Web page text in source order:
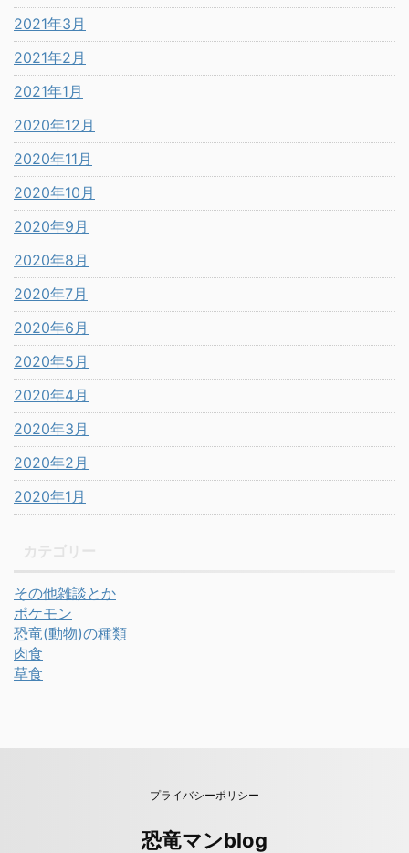
2021年3月
2021年2月
2021年1月
2020年12月
2020年11月
2020年10月
2020年9月
2020年8月
2020年7月
2020年6月
2020年5月
2020年4月
2020年3月
2020年2月
2020年1月
その他雑談とか
ポケモン
恐竜(動物)の種類
肉食
草食
プライバシーポリシー
恐竜マンblog